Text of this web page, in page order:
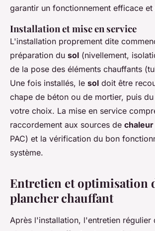
garantir un fonctionnement efficace et
Installation et mise en service
L'installation proprement dite
préparation du sol (nivellement,
de la pose des éléments chauffants
Une fois installés, le sol doit être
chape de béton ou de mortier, puis
votre choix. La mise en service
raccordement aux sources de chaleur
PAC) et la vérification du bon
système.
Entretien et optimisation
plancher chauffant
Après l'installation, l'entretien régulier